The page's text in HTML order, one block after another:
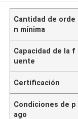
Cantidad de orde
n mínima
Capacidad de la f
uente
Certificación
Condiciones de p
ago